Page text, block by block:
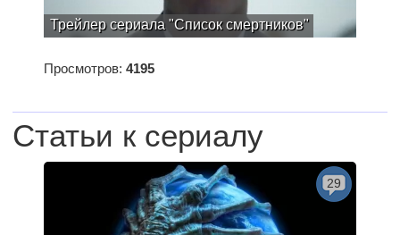
Трейлер сериала "Список смертников"
Просмотров: 4195
Статьи к сериалу
29